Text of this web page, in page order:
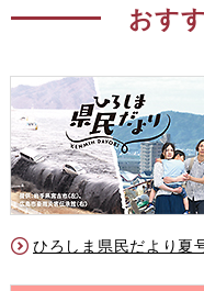
おす
ひろしま県民だより夏